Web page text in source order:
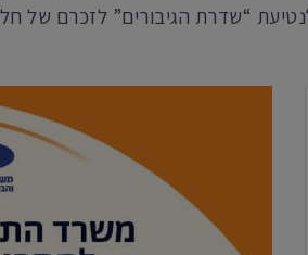
“שדרת הגיבורים” לזכרם של